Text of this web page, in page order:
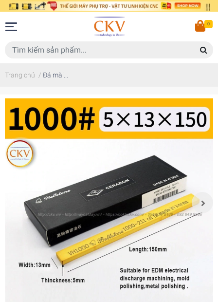
0
Trang chủ / Đá mài...